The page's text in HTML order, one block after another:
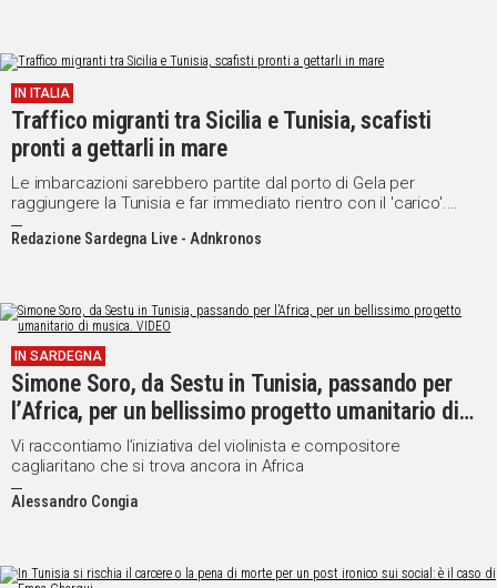
IN ITALIA
Traffico migranti tra Sicilia e Tunisia, scafisti
pronti a gettarli in mare
Le imbarcazioni sarebbero partite dal porto di Gela per
raggiungere la Tunisia e far immediato rientro con il 'carico'.
Diciotto le misure cautelari
Redazione Sardegna Live - Adnkronos
IN SARDEGNA
Simone Soro, da Sestu in Tunisia, passando per
l’Africa, per un bellissimo progetto umanitario di
musica. VIDEO
Vi raccontiamo l’iniziativa del violinista e compositore
cagliaritano che si trova ancora in Africa
Alessandro Congia